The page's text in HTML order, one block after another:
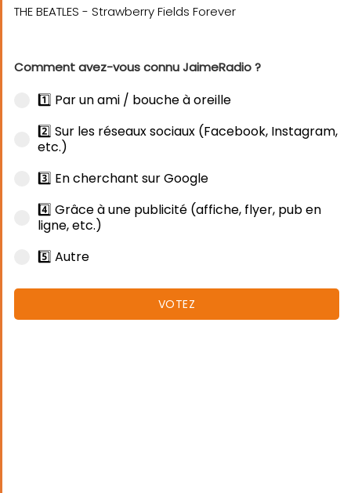
Comment avez-vous connu JaimeRadio ?
1️⃣ Par un ami / bouche à oreille
2️⃣ Sur les réseaux sociaux (Facebook, Instagram,
etc.)
3️⃣ En cherchant sur Google
4️⃣ Grâce à une publicité (affiche, flyer, pub en
ligne, etc.)
5️⃣ Autre
VOTEZ